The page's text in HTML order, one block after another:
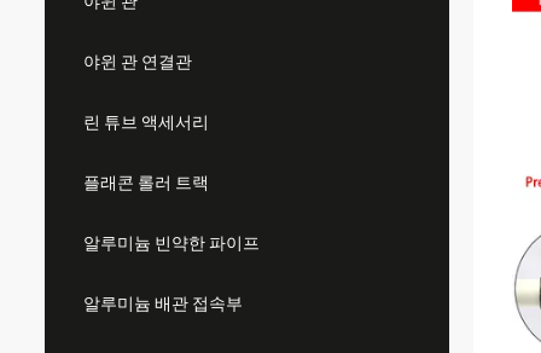
야윈 관 연결관
린 튜브 액세서리
플래콘 롤러 트랙
알루미늄 빈약한 파이프
알루미늄 배관 접속부